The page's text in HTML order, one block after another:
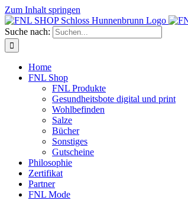
Zum Inhalt springen
Suche nach:
Home
FNL Shop
FNL Produkte
Gesundheitsbote digital und print
Wohlbefinden
Salze
Bücher
Sonstiges
Gutscheine
Philosophie
Zertifikat
Partner
FNL Mode